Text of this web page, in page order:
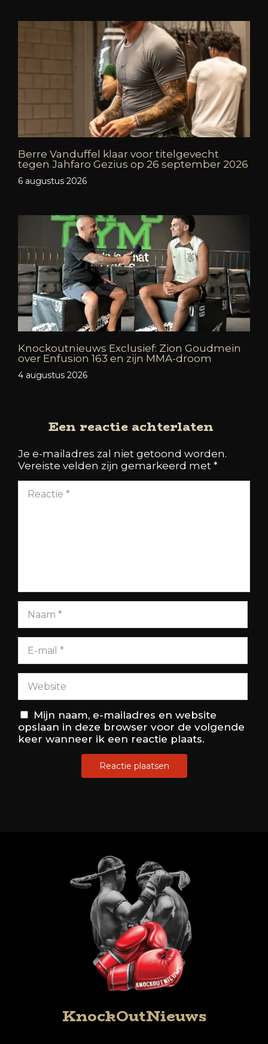
Berre Vanduffel klaar voor titelgevecht
tegen Jahfaro Gezius op 26 september 2026
6 augustus 2026
Knockoutnieuws Exclusief: Zion Goudmein
over Enfusion 163 en zijn MMA-droom
4 augustus 2026
Een reactie achterlaten
Je e-mailadres zal niet getoond worden.
Vereiste velden zijn gemarkeerd met *
Mijn naam, e-mailadres en website
opslaan in deze browser voor de volgende
keer wanneer ik een reactie plaats.
KnockOutNieuws